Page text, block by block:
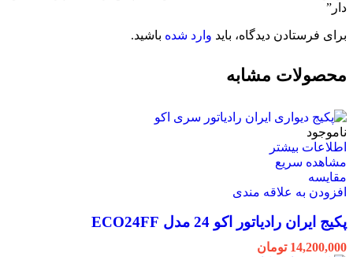
دار”
برای فرستادن دیدگاه، باید وارد شده باشید.
محصولات مشابه
ناموجود
اطلاعات بیشتر
مشاهده سریع
مقایسه
افزودن به علاقه مندی
پکیج ایران رادیاتور اکو 24 مدل ECO24FF
14,200,000 تومان